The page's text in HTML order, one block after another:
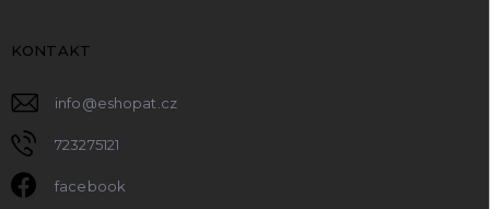
KONTAKT
info@eshopat.cz
723275121
facebook